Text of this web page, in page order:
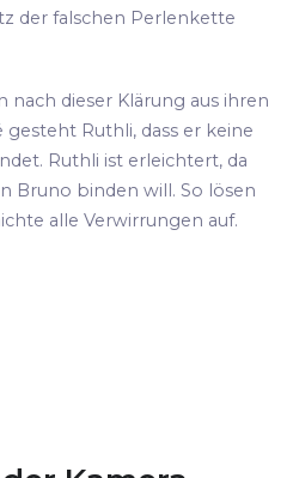
der falschen Perlenkette
dieser Klärung aus ihren
Ruthli, dass er keine
Ruthli ist erleichtert, da
Bruno binden will. So lösen
alle Verwirrungen auf.